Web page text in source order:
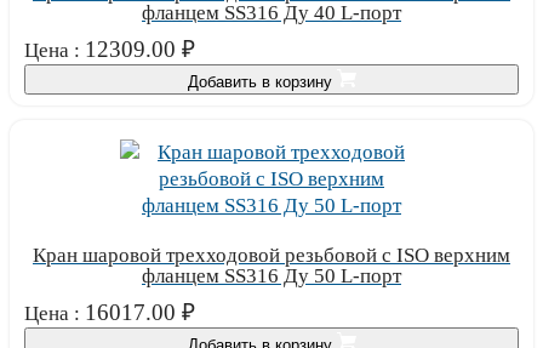
фланцем SS316 Ду 40 L-порт
Цена : 12309.00 ₽
Добавить в корзину
Кран шаровой трехходовой резьбовой с ISO верхним
фланцем SS316 Ду 50 L-порт
Цена : 16017.00 ₽